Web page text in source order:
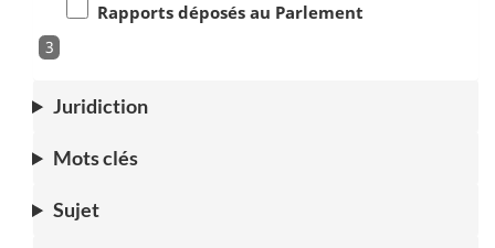
Rapports déposés au Parlement
3
Juridiction
Mots clés
Sujet